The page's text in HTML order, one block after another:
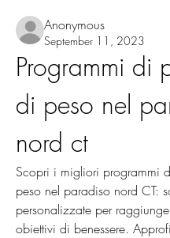
Anonymous
September 11, 2023
Programmi di
di peso nel
nord ct
Scopri i migliori programmi
peso nel paradiso nord CT:
personalizzate per
obiettivi di benessere.